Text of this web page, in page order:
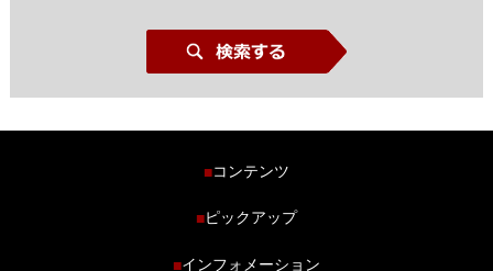
■コンテンツ
■ピックアップ
■インフォメーション